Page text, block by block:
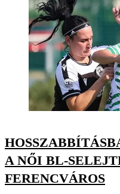
A NŐI BL-
FERENCVÁROS